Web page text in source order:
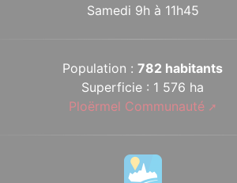
Samedi 9h à 11h45
Population :782 habitants
Superficie : 1 576 ha
Ploërmel Communauté